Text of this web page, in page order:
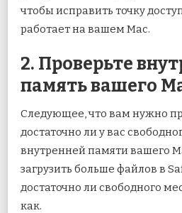
чтобы исправить точку
работает на вашем Mac.
2. Проверьте
память вашего
Следующее, что вам нужно
достаточно ли у вас
внутренней памяти вашего
загрузить больше файлов в
достаточно ли свободного
как.